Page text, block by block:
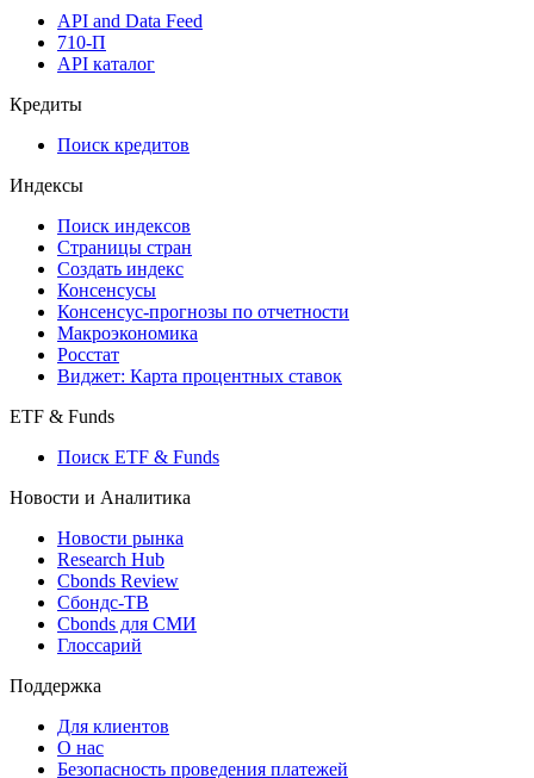
API and Data Feed
710-П
API каталог
Кредиты
Поиск кредитов
Индексы
Поиск индексов
Страницы стран
Создать индекс
Консенсусы
Консенсус-прогнозы по отчетности
Макроэкономика
Росстат
Виджет: Карта процентных ставок
ETF & Funds
Поиск ETF & Funds
Новости и Аналитика
Новости рынка
Research Hub
Cbonds Review
Сбондс-ТВ
Cbonds для СМИ
Глоссарий
Поддержка
Для клиентов
О нас
Безопасность проведения платежей